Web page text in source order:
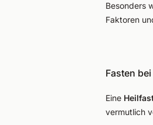
Besonders
Faktoren
Fasten
Eine
vermutlich